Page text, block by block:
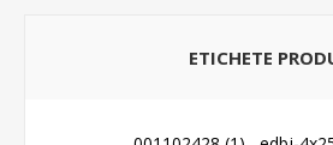
ETICHETE